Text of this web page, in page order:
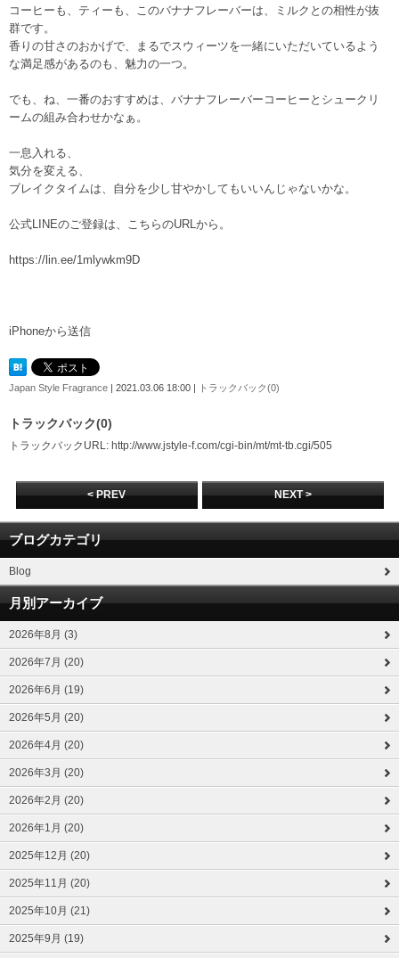
コーヒーも、ティーも、このバナナフレーバーは、ミルクとの相性が抜
群です。
香りの甘さのおかげで、まるでスウィーツを一緒にいただいているよう
な満足感があるのも、魅力の一つ。
でも、ね、一番のおすすめは、バナナフレーバーコーヒーとシュークリ
ームの組み合わせかなぁ。
一息入れる、
気分を変える、
ブレイクタイムは、自分を少し甘やかしてもいいんじゃないかな。
公式LINEのご登録は、こちらのURLから。
https://lin.ee/1mlywkm9D
iPhoneから送信
Japan Style Fragrance | 2021.03.06 18:00 | トラックバック(0)
トラックバック(0)
トラックバックURL: http://www.jstyle-f.com/cgi-bin/mt/mt-tb.cgi/505
< PREV NEXT >
ブログカテゴリ
Blog
月別アーカイブ
2026年8月 (3)
2026年7月 (20)
2026年6月 (19)
2026年5月 (20)
2026年4月 (20)
2026年3月 (20)
2026年2月 (20)
2026年1月 (20)
2025年12月 (20)
2025年11月 (20)
2025年10月 (21)
2025年9月 (19)